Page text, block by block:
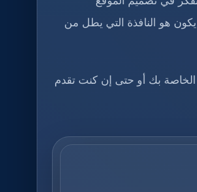
هو النافذة التي يطل من
بك أو حتى إن كنت تقدم